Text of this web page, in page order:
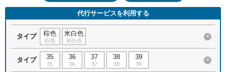
代行サービスを利用する
タイプ 棕色
棕色
米白色
米白色
×
タイプ 35
35
36
36
37
37
38
38
39
39
×